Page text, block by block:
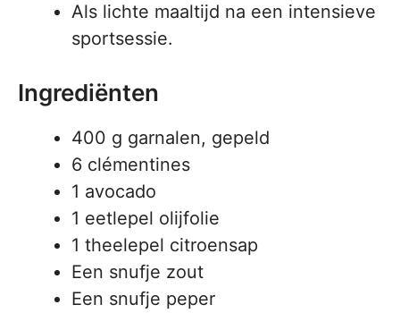
Als lichte maaltijd na een intensieve
sportsessie.
Ingrediënten
400 g garnalen, gepeld
6 clémentines
1 avocado
1 eetlepel olijfolie
1 theelepel citroensap
Een snufje zout
Een snufje peper